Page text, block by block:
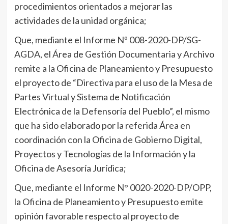
procedimientos orientados a mejorar las
actividades de la unidad orgánica;
Que, mediante el Informe Nº 008-2020-DP/SG-
AGDA, el Área de Gestión Documentaria y Archivo
remite a la Oficina de Planeamiento y Presupuesto
el proyecto de “Directiva para el uso de la Mesa de
Partes Virtual y Sistema de Notificación
Electrónica de la Defensoría del Pueblo”, el mismo
que ha sido elaborado por la referida Área en
coordinación con la Oficina de Gobierno Digital,
Proyectos y Tecnologías de la Información y la
Oficina de Asesoría Jurídica;
Que, mediante el Informe N° 0020-2020-DP/OPP,
la Oficina de Planeamiento y Presupuesto emite
opinión favorable respecto al proyecto de